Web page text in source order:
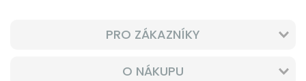
PRO ZÁKAZNÍKY
O NÁKUPU